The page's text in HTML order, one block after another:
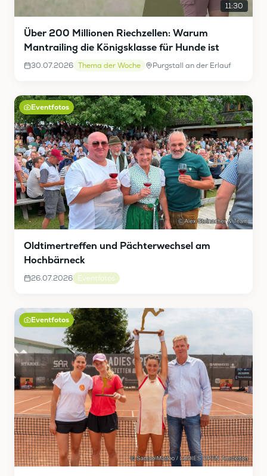
11:30
Über 200 Millionen Riechzellen: Warum
Mantrailing die Königsklasse für Hunde ist
30.07.2026 Thema der Woche Purgstall an der Erlauf
Eventfotos
Oldtimertreffen und Pächterwechsel am
Hochbärneck
26.07.2026 Eventfotos
Eventfotos